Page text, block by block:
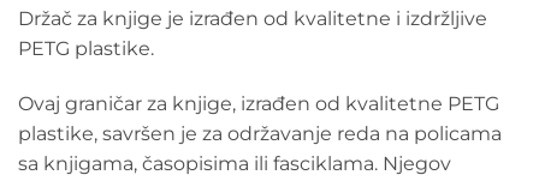
Držač za knjige je izrađen od kvalitetne i izdržljive
PETG plastike.
Ovaj graničar za knjige, izrađen od kvalitetne PETG
plastike, savršen je za održavanje reda na policama
sa knjigama, časopisima ili fasciklama. Njegov